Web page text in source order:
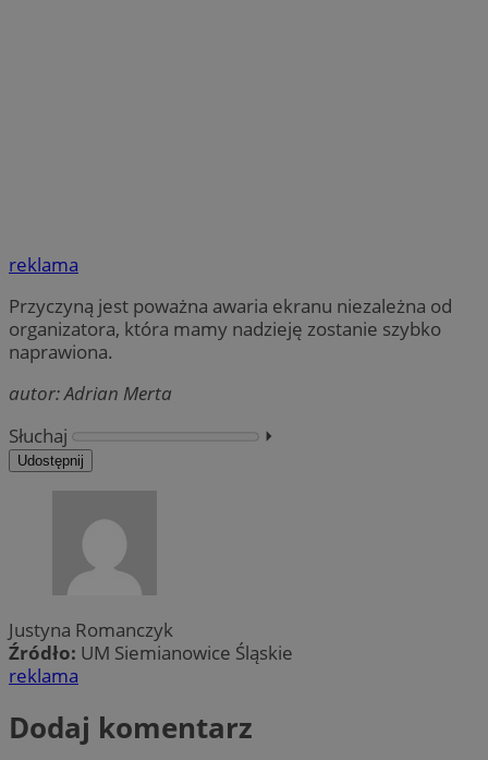
reklama
Przyczyną jest poważna awaria ekranu niezależna od
organizatora, która mamy nadzieję zostanie szybko
naprawiona.
autor: Adrian Merta
Słuchaj
⏵︎
Udostępnij
Justyna Romanczyk
Źródło: UM Siemianowice Śląskie
reklama
Dodaj komentarz